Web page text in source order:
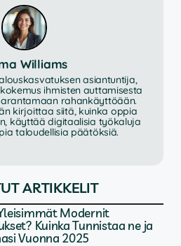
Williams
asiantuntija,
ihmisten auttamisesta
rahankäyttöään.
kirjoittaa siitä, kuinka oppia
käyttää digitaalisia työkaluja
taloudellisia päätöksiä.
ARTIKKELIT
Modernit
Kuinka Tunnistaa ne ja
Vuonna 2025